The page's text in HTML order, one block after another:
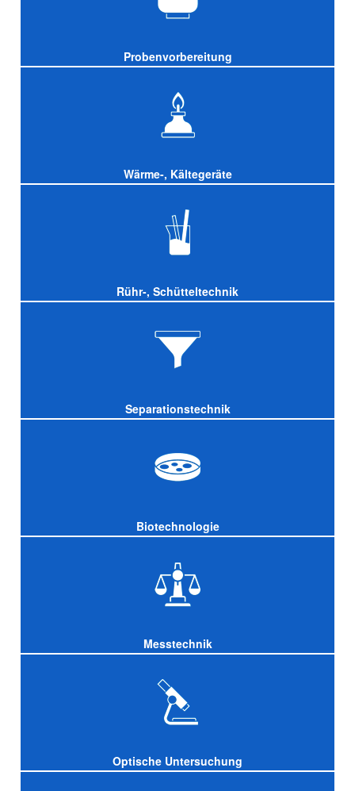
Probenvorbereitung
Wärme-, Kältegeräte
Rühr-, Schütteltechnik
Separationstechnik
Biotechnologie
Messtechnik
Optische Untersuchung